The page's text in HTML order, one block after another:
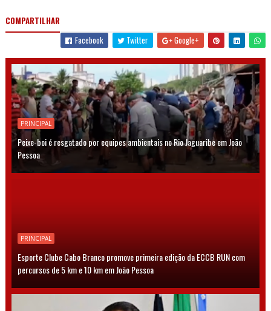
COMPARTILHAR
Facebook
Twitter Google+
PRINCIPAL
Peixe-boi é resgatado por equipes ambientais no Rio Jaguaribe em João
Pessoa
PRINCIPAL
Esporte Clube Cabo Branco promove primeira edição da ECCB RUN com
percursos de 5 km e 10 km em João Pessoa